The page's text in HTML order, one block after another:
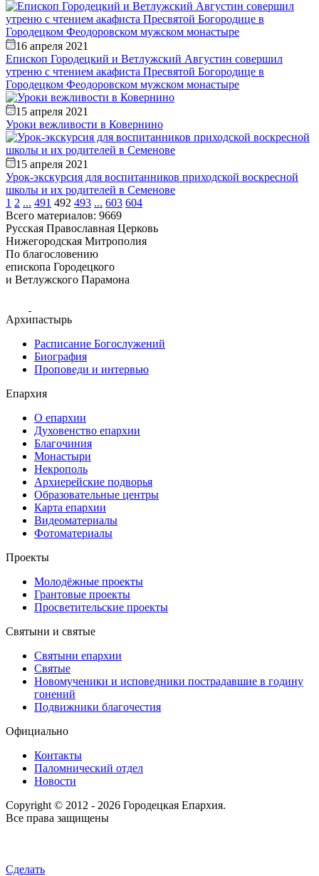
16 апреля 2021
Епископ Городецкий и Ветлужский Августин совершил
утреню с чтением акафиста Пресвятой Богородице в
Городецком Феодоровском мужском монастыре
15 апреля 2021
Уроки вежливости в Ковернино
15 апреля 2021
Урок-экскурсия для воспитанников приходской воскресной
школы и их родителей в Семенове
1 2 ... 491 492 493 ... 603 604
Всего материалов: 9669
Русская Православная Церковь
Нижегородская Митрополия
По благословению
епископа Городецкого
и Ветлужского Парамона
Архипастырь
Расписание Богослужений
Биография
Проповеди и интервью
Епархия
О епархии
Духовенство епархии
Благочиния
Монастыри
Некрополь
Архиерейские подворья
Образовательные центры
Карта епархии
Видеоматериалы
Фотоматериалы
Проекты
Молодёжные проекты
Грантовые проекты
Просветительские проекты
Святыни и святые
Святыни епархии
Святые
Новомученики и исповедники пострадавшие в годину
гонений
Подвижники благочестия
Официально
Контакты
Паломнический отдел
Новости
Copyright © 2012 - 2026 Городецкая Епархия.
Все права защищены
Сделать